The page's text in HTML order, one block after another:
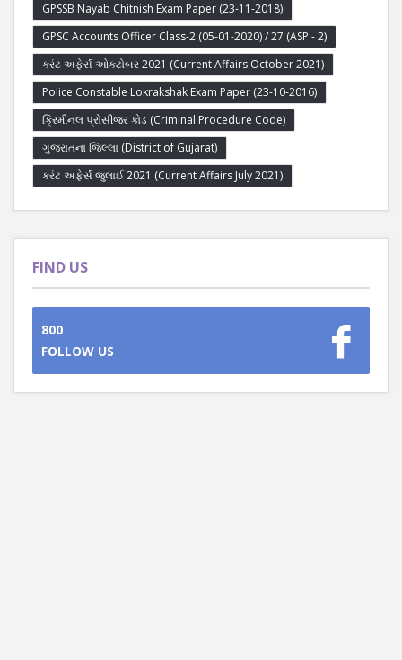
GPSSB Nayab Chitnish Exam Paper (23-11-2018)
GPSC Accounts Officer Class-2 (05-01-2020) / 27 (ASP - 2)
કરંટ અફેર્સ ઓક્ટોબર 2021 (Current Affairs October 2021)
Police Constable Lokrakshak Exam Paper (23-10-2016)
ક્રિમીનલ પ્રોસીજર કોડ (Criminal Procedure Code)
ગુજરાતના જિલ્લા (District of Gujarat)
કરંટ અફેર્સ જુલાઈ 2021 (Current Affairs July 2021)
FIND US
800
FOLLOW US